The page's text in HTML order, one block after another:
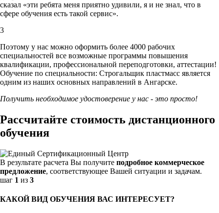
сказал «эти ребята меня приятно удивили, я и не знал, что в
сфере обучения есть такой сервис».
3
Поэтому у нас можно оформить более 4000 рабочих
специальностей все возможные программы повышения
квалификации, профессиональной переподготовки, аттестации!
Обучение по специальности: Строгальщик пластмасс является
одним из наших основных направлений в Ангарске.
Получить необходимое удостоверение у нас - это просто!
Рассчитайте стоимость дистанционного
обучения
В результате расчета Вы получите подробное коммерческое
предложение, соответствующее Вашей ситуации и задачам.
шаг 1 из 3
КАКОЙ ВИД ОБУЧЕНИЯ ВАС ИНТЕРЕСУЕТ?